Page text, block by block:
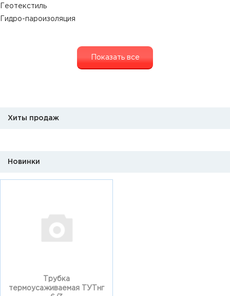
Геотекстиль
Гидро-пароизоляция
Показать все
Хиты продаж
Новинки
Трубка
термоусаживаемая ТУТнг